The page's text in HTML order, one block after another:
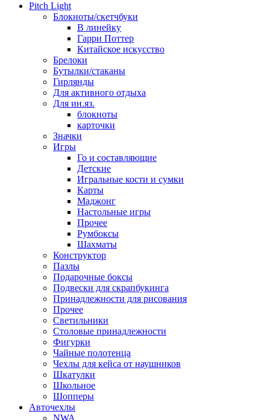
Pitch Light
Блокноты/скетчбуки
В линейку
Гарри Поттер
Китайское искусство
Брелоки
Бутылки/стаканы
Гирлянды
Для активного отдыха
Для ин.яз.
блокноты
карточки
Значки
Игры
Го и составляющие
Детские
Игральные кости и сумки
Карты
Маджонг
Настольные игры
Прочее
Румбоксы
Шахматы
Конструктор
Пазлы
Подарочные боксы
Подвески для скрапбукинга
Принадлежности для рисования
Прочее
Светильники
Столовые принадлежности
Фигурки
Чайные полотенца
Чехлы для кейса от наушников
Шкатулки
Школьное
Шопперы
Авточехлы
NWA